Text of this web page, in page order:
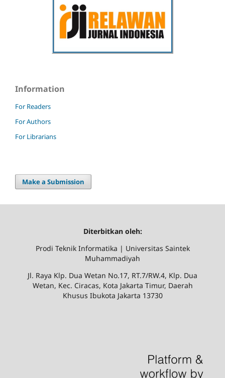
Information
For Readers
For Authors
For Librarians
Make a Submission
Diterbitkan oleh:
Prodi Teknik Informatika | Universitas Saintek
Muhammadiyah
Jl. Raya Klp. Dua Wetan No.17, RT.7/RW.4, Klp. Dua
Wetan, Kec. Ciracas, Kota Jakarta Timur, Daerah
Khusus Ibukota Jakarta 13730